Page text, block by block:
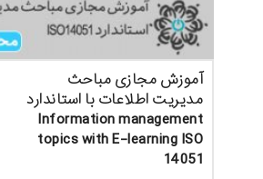
آموزش مجازی مباحث
مدیریت اطلاعات با استاندارد
Information management
topics with E-learning ISO
14051